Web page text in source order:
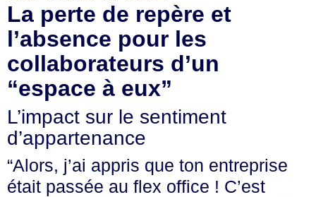
La perte de repère et
l’absence pour les
collaborateurs d’un
“espace à eux”
L’impact sur le sentiment
d’appartenance
“Alors, j’ai appris que ton entreprise
était passée au flex office ! C’est